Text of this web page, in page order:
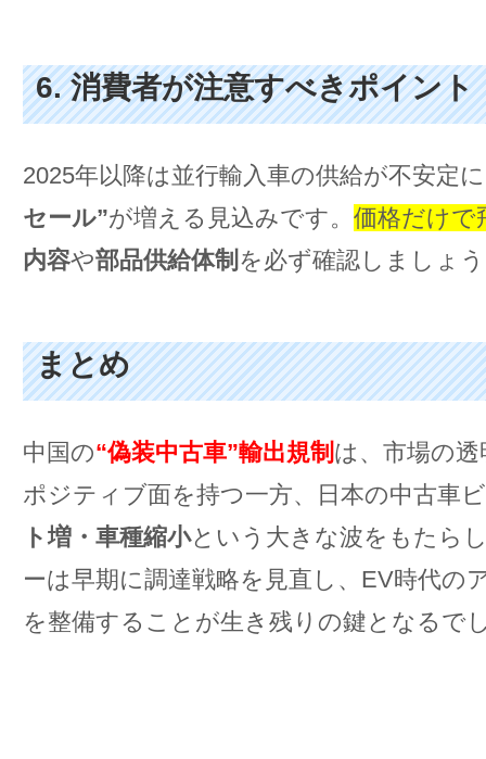
6. 消費者が注意すべきポイント
2025年以降は並行輸入車の供給が不安定
セール”が増える見込みです。 価格だけで
内容や部品供給体制 を必ず確認しましょ
まとめ
中国の“偽装中古車”輸出規制 は、市場の
ポジティブ面を持つ一方、日本の中古車
ト増・車種縮小という大きな波をもたら
ーは早期に調達戦略を見直し、EV時代の
を整備することが生き残りの鍵となるで